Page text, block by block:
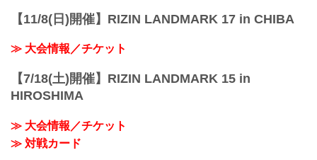
【11/8(日)開催】RIZIN LANDMARK 17 in CHIBA
≫ 大会情報／チケット
【7/18(土)開催】RIZIN LANDMARK 15 in
HIROSHIMA
≫ 大会情報／チケット
≫ 対戦カード